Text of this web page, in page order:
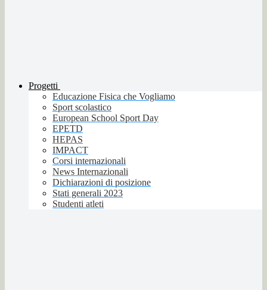
Progetti
Educazione Fisica che Vogliamo
Sport scolastico
European School Sport Day
EPETD
HEPAS
IMPACT
Corsi internazionali
News Internazionali
Dichiarazioni di posizione
Stati generali 2023
Studenti atleti